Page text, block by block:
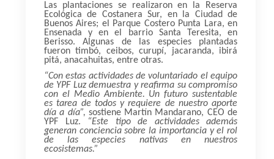
Las plantaciones se realizaron en la Reserva
Ecológica de Costanera Sur, en la Ciudad de
Buenos Aires; el Parque Costero Punta Lara, en
Ensenada y en el barrio Santa Teresita, en
Berisso. Algunas de las especies plantadas
fueron timbó, ceibos, curupí, jacaranda, ibirá
pitá, anacahuitas, entre otras.
“Con estas actividades de voluntariado el equipo
de YPF Luz demuestra y reafirma su compromiso
con el Medio Ambiente. Un futuro sustentable
es tarea de todos y requiere de nuestro aporte
día a día”, sostiene Martín Mandarano, CEO de
YPF Luz.
“Este tipo de actividades además
generan conciencia sobre la importancia y el rol
de las especies nativas en nuestros
ecosistemas.”